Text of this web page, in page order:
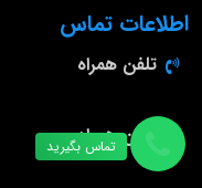
اطلاعات تماس
تلفن همراه
تلفن همراه
تماس بگیرید